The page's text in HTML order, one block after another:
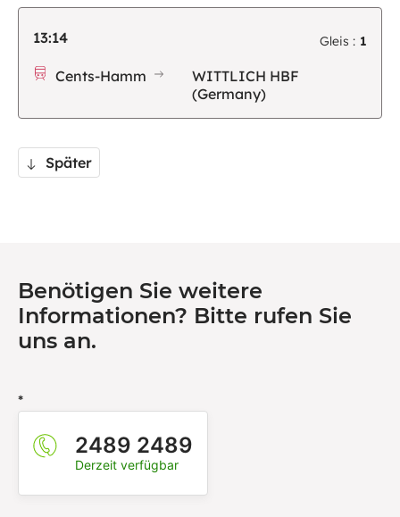
13:14 Gleis : 1
Cents-Hamm
WITTLICH HBF
(Germany)
Später
Benötigen Sie weitere
Informationen? Bitte rufen Sie
uns an.
*
2489 2489
Derzeit verfügbar